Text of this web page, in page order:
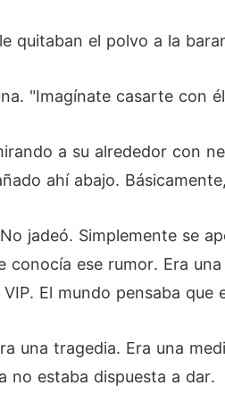
quitaban el polvo a la
"Imagínate casarte con
a su alrededor con
ahí abajo.
jadeó. Simplemente se
conocía ese rumor. Era
El mundo pensaba
una tragedia. Era una
no estaba dispuesta a dar.